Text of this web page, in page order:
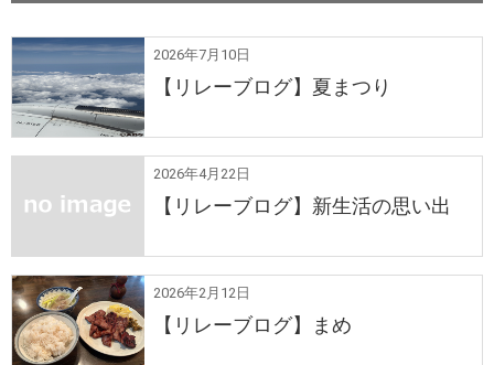
2026年7月10日
【リレーブログ】夏まつり
2026年4月22日
【リレーブログ】新生活の思い出
2026年2月12日
【リレーブログ】まめ